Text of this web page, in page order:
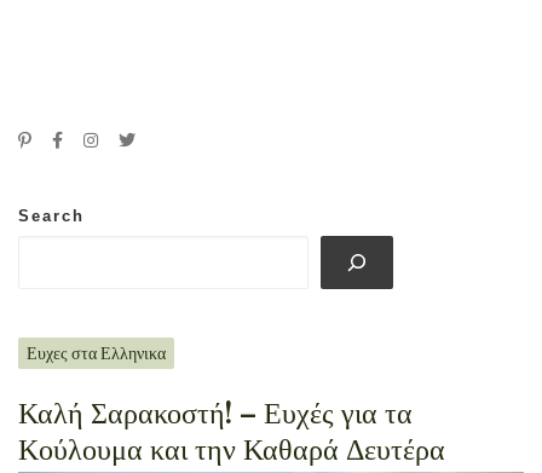
Search
Ευχες στα Ελληνικα
Καλή Σαρακοστή! – Ευχές για τα
Κούλουμα και την Καθαρά Δευτέρα